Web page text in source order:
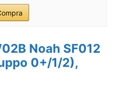
Noah SF012
0+/1/2),